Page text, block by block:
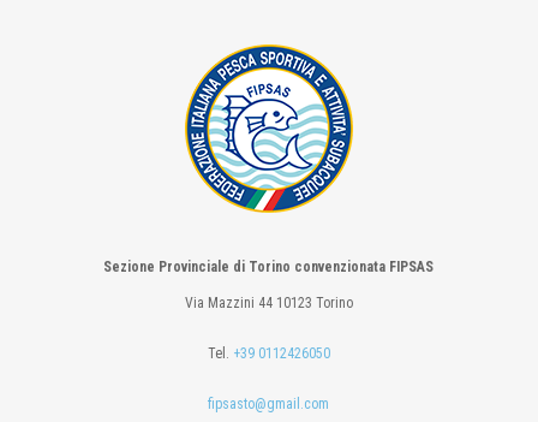
Sezione Provinciale di Torino convenzionata FIPSAS
Via Mazzini 44 10123 Torino
Tel. +39 0112426050
fipsasto@gmail.com